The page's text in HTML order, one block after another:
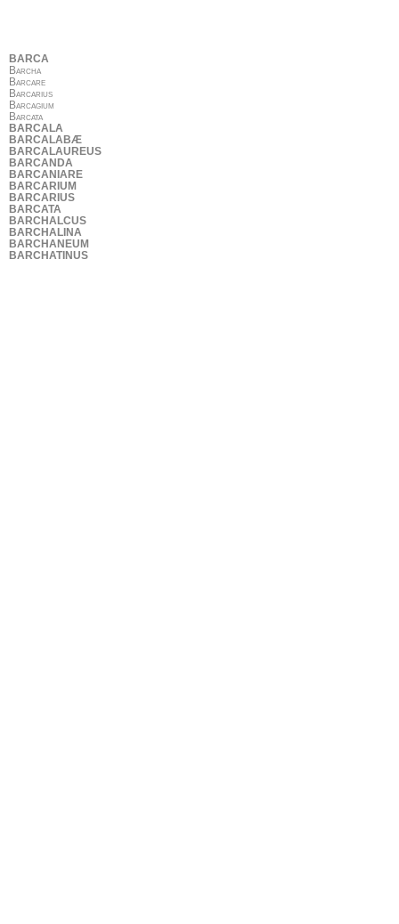
BARCA
Barcha
Barcare
Barcarius
Barcagium
Barcata
BARCALA
BARCALABÆ
BARCALAUREUS
BARCANDA
BARCANIARE
BARCARIUM
BARCARIUS
BARCATA
BARCHALCUS
BARCHALINA
BARCHANEUM
BARCHATINUS